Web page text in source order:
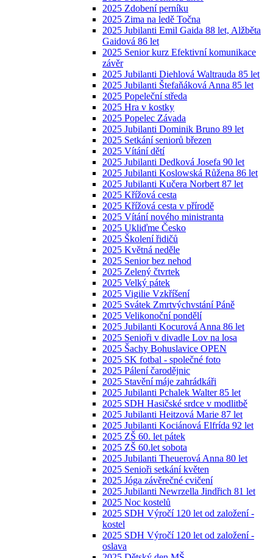
2025 Zdobení perníku
2025 Zima na ledě Točna
2025 Jubilanti Emil Gaida 88 let, Alžběta
Gaidová 86 let
2025 Senior kurz Efektivní komunikace
závěr
2025 Jubilanti Diehlová Waltrauda 85 let
2025 Jubilanti Štefaňáková Anna 85 let
2025 Popeleční středa
2025 Hra v kostky
2025 Popelec Závada
2025 Jubilanti Dominik Bruno 89 let
2025 Setkání seniorů březen
2025 Vítání dětí
2025 Jubilanti Dedková Josefa 90 let
2025 Jubilanti Koslowská Růžena 86 let
2025 Jubilanti Kučera Norbert 87 let
2025 Křížová cesta
2025 Křížová cesta v přírodě
2025 Vítání nového ministranta
2025 Ukliďme Česko
2025 Školení řidičů
2025 Květná neděle
2025 Senior bez nehod
2025 Zelený čtvrtek
2025 Velký pátek
2025 Vigilie Vzkříšení
2025 Svátek Zmrtvýchvstání Páně
2025 Velikonoční pondělí
2025 Jubilanti Kocurová Anna 86 let
2025 Senioři v divadle Lov na losa
2025 Šachy Bohuslavice OPEN
2025 SK fotbal - společné foto
2025 Pálení čarodějnic
2025 Stavění máje zahrádkáři
2025 Jubilanti Pchalek Walter 85 let
2025 SDH Hasičské srdce v modlitbě
2025 Jubilanti Heitzová Marie 87 let
2025 Jubilanti Kociánová Elfrída 92 let
2025 ZŠ 60. let pátek
2025 ZŠ 60.let sobota
2025 Jubilanti Theuerová Anna 80 let
2025 Senioři setkání květen
2025 Jóga závěrečné cvičení
2025 Jubilanti Newrzella Jindřich 81 let
2025 Noc kostelů
2025 SDH Výročí 120 let od založení -
kostel
2025 SDH Výročí 120 let od založení -
oslava